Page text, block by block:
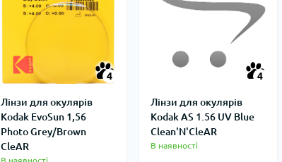
4
4
Лінзи для окулярів
Kodak EvoSun 1,56
Photo Grey/Brown
CleAR
В наявності
4
4
Лінзи для окулярів
Kodak AS 1.56 UV Blue
Clean'N'CleAR
В наявності